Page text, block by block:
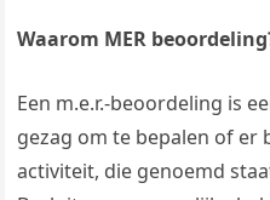
Waarom MER
Een m.e.r.-beoordeling is
gezag om te bepalen of er
activiteit, die genoemd